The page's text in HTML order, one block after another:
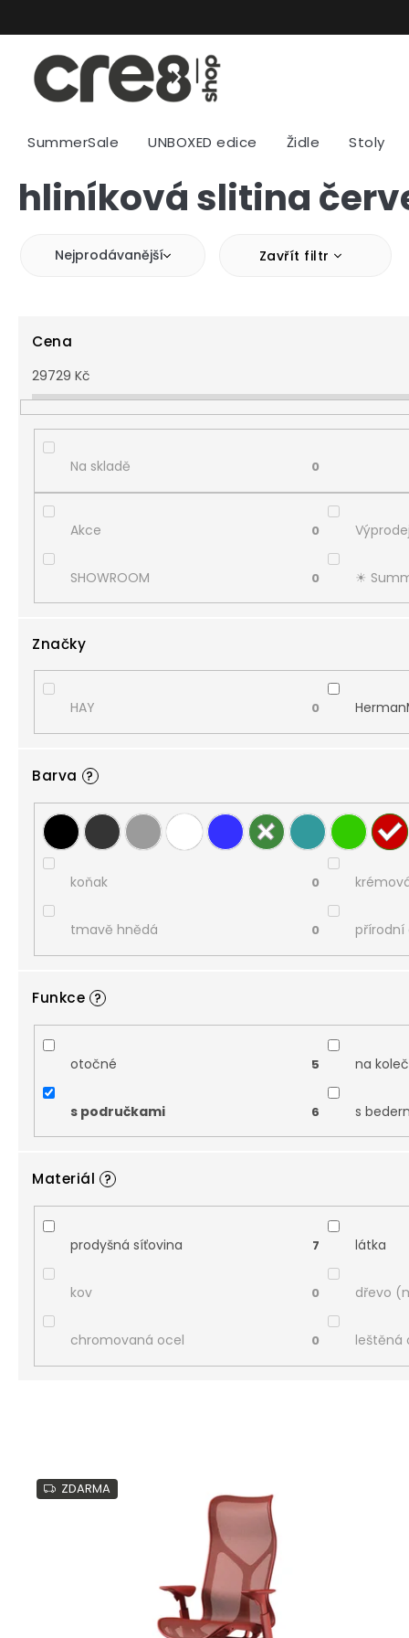
SummerSale UNBOXED edice Židle Stoly
hliníková slitina
Nejprodávanější Zavřít filtr
Cena
29729 Kč
Na skladě 0
Akce 0
SHOWROOM 0 ☀︎
Značky
HAY 0
Barva ?
koňak 0
tmavě hnědá 0 přírodní
Funkce ?
otočné 5 na
s područkami 6 s
Materiál ?
prodyšná síťovina 7 látka
kov 0 dřevo
chromovaná ocel 0 leštěná
ZDARMA